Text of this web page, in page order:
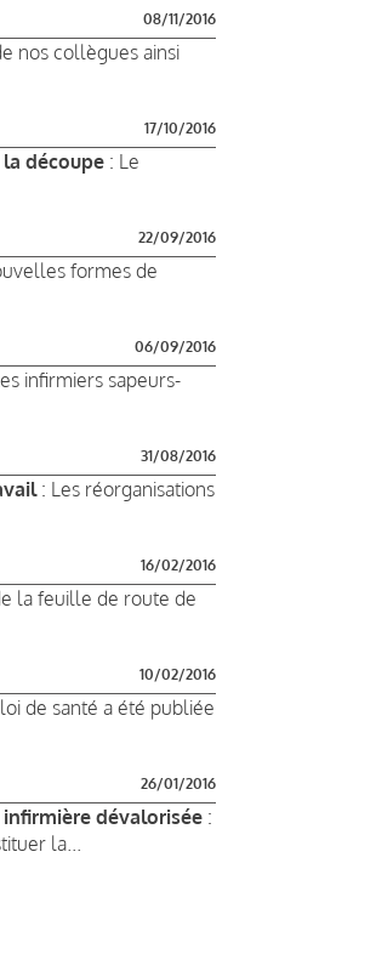
08/11/2016
nos collègues ainsi
17/10/2016
découpe : Le
22/09/2016
formes de
06/09/2016
infirmiers sapeurs-
31/08/2016
: Les réorganisations
16/02/2016
la feuille de route de
10/02/2016
de santé a été publiée
26/01/2016
dévalorisée :
la...